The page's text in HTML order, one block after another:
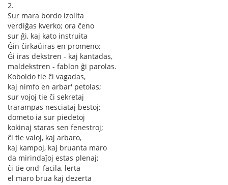
2.
Sur mara bordo izolita
verdiĝas kverko; ora ĉeno
sur ĝi, kaj kato instruita
Ĝin ĉirkaŭiras en promeno;
Ĝi iras dekstren - kaj kantadas,
maldekstren - fablon ĝi parolas.
Koboldo tie ĉi vagadas,
kaj nimfo en arbar' petolas;
sur vojoj tie ĉi sekretaj
trarampas nesciataj bestoj;
dometo ia sur piedetoj
kokinaj staras sen fenestroj;
ĉi tie valoj, kaj arbaro,
kaj kampoj, kaj bruanta maro
da mirindaĵoj estas plenaj;
ĉi tie ond' facila, lerta
el maro brua kaj dezerta